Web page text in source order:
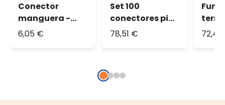
Conector
manguera -
macho PML, 0,3
6,05 €
Set 100
conectores pin
para manguera
78,51 €
(set